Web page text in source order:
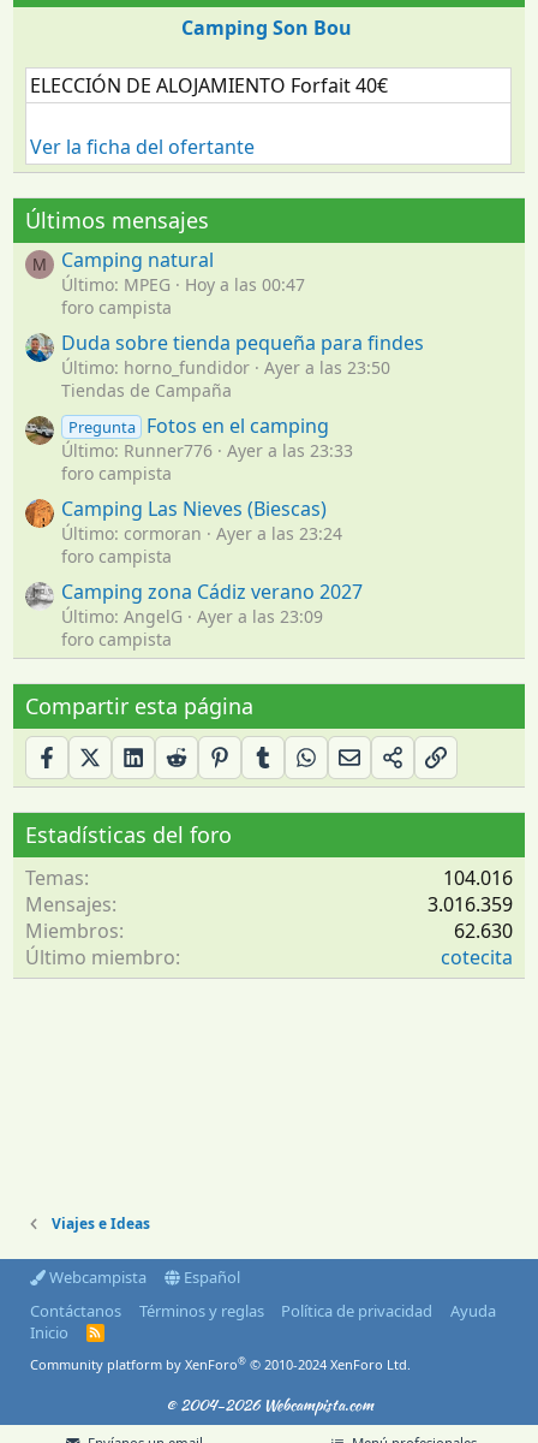
Camping Son Bou
ELECCIÓN DE ALOJAMIENTO Forfait 40€
Ver la ficha del ofertante
Últimos mensajes
M Camping natural
Último: MPEG
Hoy a las 00:47
foro campista
Duda sobre tienda pequeña para findes
Último: horno_fundidor
Ayer a las 23:50
Tiendas de Campaña
Pregunta Fotos en el camping
Último: Runner776
Ayer a las 23:33
foro campista
Camping Las Nieves (Biescas)
Último: cormoran
Ayer a las 23:24
foro campista
Camping zona Cádiz verano 2027
Último: AngelG
Ayer a las 23:09
foro campista
Compartir esta página
Estadísticas del foro
Temas
104.016
Mensajes
3.016.359
Miembros
62.630
Último miembro
cotecita
Viajes e Ideas
Webcampista
Español
Contáctanos
Términos y reglas Política de privacidad
Ayuda
Inicio
R
S
Community platform by XenForo® © 2010-2024 XenForo Ltd.
© 2004-2026 Webcampista.com